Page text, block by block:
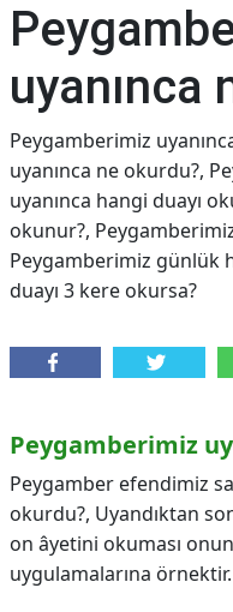
uyanınca
Peygamberimiz
uyanınca ne okurdu?,
uyanınca hangi duayı
okunur?,
Peygamberimiz günlük
duayı 3 kere okursa?
Peygamberimiz
Peygamber efendimiz
okurdu?, Uyandıktan
on âyetini okuması
uygulamalarına örnektir.